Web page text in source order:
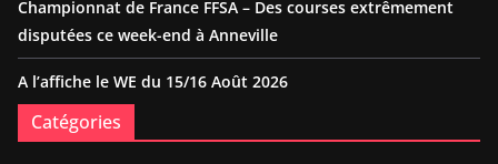
Championnat de France FFSA – Des courses extrêmement
disputées ce week-end à Anneville
A l’affiche le WE du 15/16 Août 2026
Catégories